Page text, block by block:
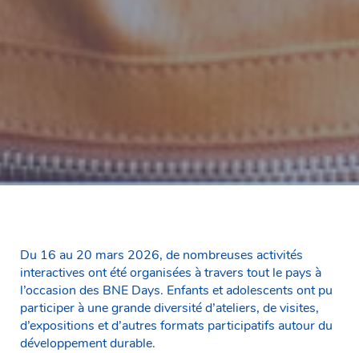
Du 16 au 20 mars 2026, de nombreuses activités
interactives ont été organisées à travers tout le pays à
l’occasion des BNE Days. Enfants et adolescents ont pu
participer à une grande diversité d’ateliers, de visites,
d’expositions et d’autres formats participatifs autour du
développement durable.